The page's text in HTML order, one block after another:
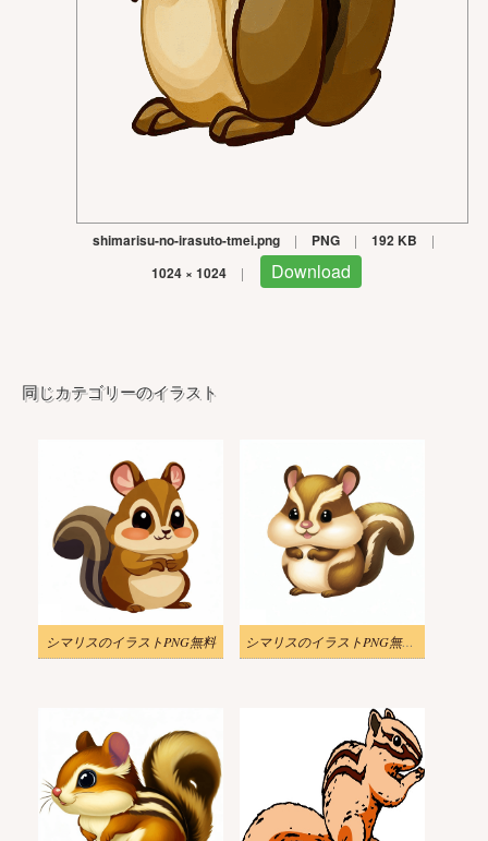
shimarisu-no-irasuto-tmei.png | PNG | 192 KB |
1024 × 1024 | Download
同じカテゴリーのイラスト
シマリスのイラストPNG無料 シマリスのイラストPNG無料 2